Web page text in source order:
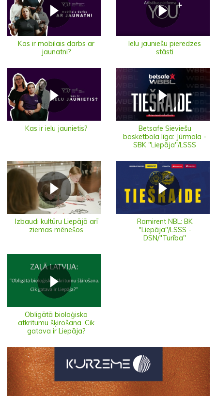
Kas ir mobilais darbs ar
jaunatni?
Ielu jauniešu pieredzes
stāsti
Kas ir ielu jaunietis?
Betsafe Sieviešu
basketbola līga: Jūrmala -
SBK "Liepāja"/LSSS
Izbaudi kultūru Liepājā arī
ziemas mēnešos
Ramirent NBL: BK
"Liepāja"/LSSS -
DSN/"Turība"
Obligātā bioloģisko
atkritumu šķirošana. Cik
gatava ir Liepāja?